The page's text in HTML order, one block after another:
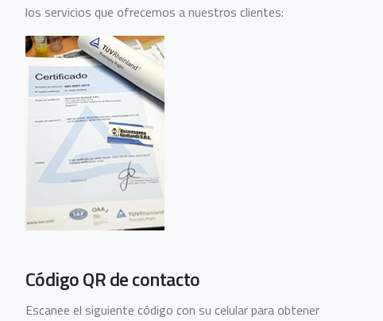
los servicios que ofrecemos a nuestros clientes:
Código QR de contacto
Escanee el siguiente código con su celular para obtener